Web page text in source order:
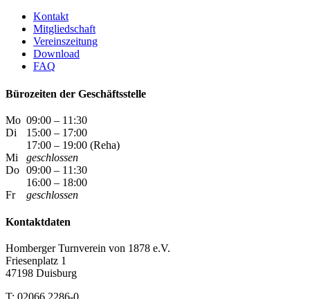
Kontakt
Mitgliedschaft
Vereinszeitung
Download
FAQ
Bürozeiten der Geschäftsstelle
Mo 09:00 – 11:30
Di
15:00 – 17:00
17:00 – 19:00 (Reha)
Mi
geschlossen
Do 09:00 – 11:30
16:00 – 18:00
Fr
geschlossen
Kontaktdaten
Homberger Turnverein von 1878 e.V.
Friesenplatz 1
47198 Duisburg
T: 02066 2286-0